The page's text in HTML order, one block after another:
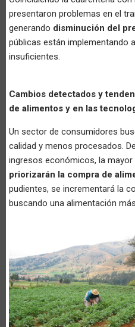
presentaron problemas en el
generando disminución del
públicas están implementando
insuficientes.
Cambios detectados y
de alimentos y en las
Un sector de consumidores
calidad y menos procesados.
ingresos económicos, la mayor
priorizarán la compra de
pudientes, se incrementará la
buscando una alimentación